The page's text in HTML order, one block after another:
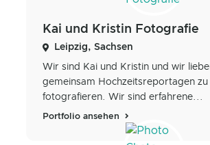
Kai und Kristin Fotografie
Leipzig, Sachsen
Wir sind Kai und Kristin und wir
gemeinsam Hochzeitsreportagen zu
fotografieren. Wir sind erfahrene...
Portfolio ansehen